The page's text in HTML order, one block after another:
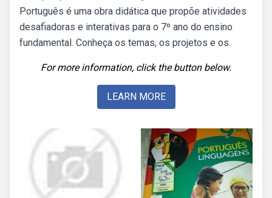
Português é uma obra didática que propõe atividades
desafiadoras e interativas para o 7º ano do ensino
fundamental. Conheça os temas, os projetos e os.
For more information, click the button below.
LEARN MORE